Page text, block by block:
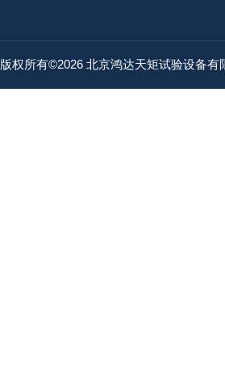
版权所有©2026 北京鸿达天矩试验设备